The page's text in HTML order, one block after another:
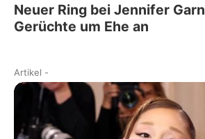
Neuer Ring bei Jennifer
Gerüchte um Ehe an
Artikel -